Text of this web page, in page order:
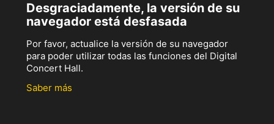
Desgraciadamente, la versión de su
navegador está desfasada
Por favor, actualice la versión de su navegador
para poder utilizar todas las funciones del Digital
Concert Hall.
Saber más